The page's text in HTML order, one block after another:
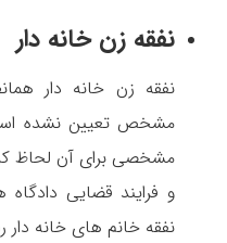
نفقه زن خانه دار
نفقه زن خانه دار
مشخص تعیین نشده
مشخصی برای آن لحاظ
و فرایند قضایی دادگاه
نفقه خانم های خانه دار